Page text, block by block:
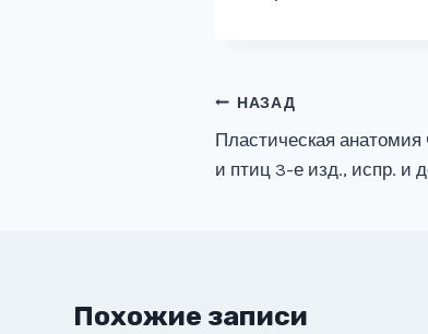
Навигация
по
записям
НАЗАД
Пластическая анатомия
и птиц 3-е изд., испр. и
Похожие записи